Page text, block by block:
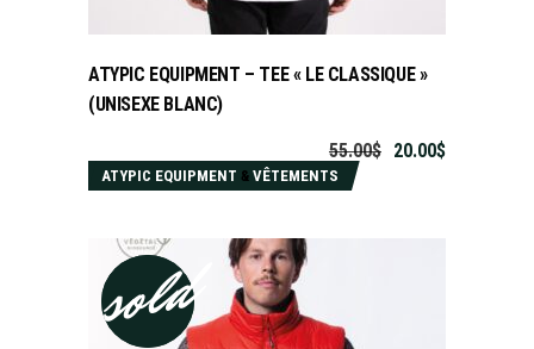
CHOIX DES OPTIONS
ATYPIC EQUIPMENT – TEE « LE CLASSIQUE »
(UNISEXE BLANC)
55.00$ 20.00$
ATYPIC EQUIPMENT & VÊTEMENTS
sale
sold